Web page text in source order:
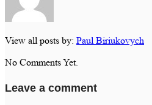
View all posts by: Paul Biriukovych
No Comments Yet.
Leave a comment